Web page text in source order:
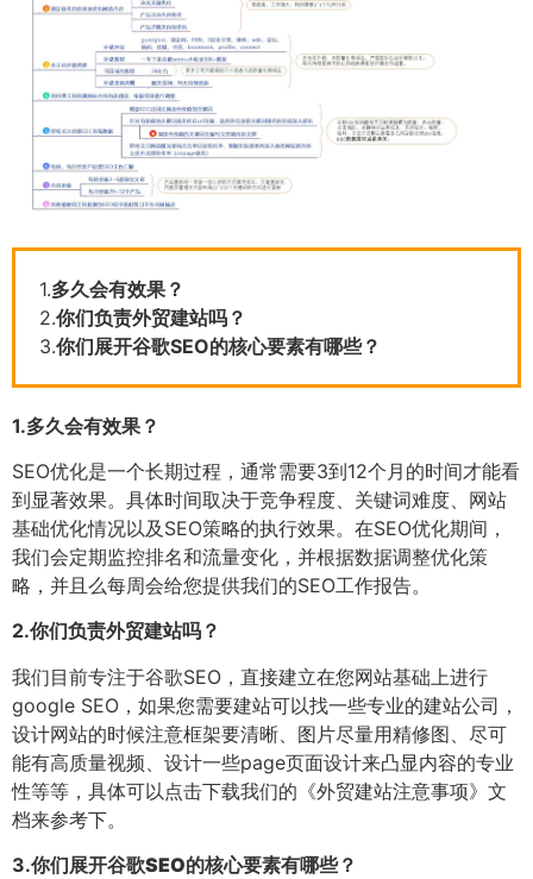
1.多久会有效果？
2.你们负责外贸建站吗？
3.你们展开谷歌SEO的核心要素有哪些？
1.多久会有效果？
SEO优化是一个长期过程，通常需要3到12个月的时间才能看
到显著效果。具体时间取决于竞争程度、关键词难度、网站
基础优化情况以及SEO策略的执行效果。在SEO优化期间，
我们会定期监控排名和流量变化，并根据数据调整优化策
略，并且么每周会给您提供我们的SEO工作报告。
2.你们负责外贸建站吗？
我们目前专注于谷歌SEO，直接建立在您网站基础上进行
google SEO，如果您需要建站可以找一些专业的建站公司，
设计网站的时候注意框架要清晰、图片尽量用精修图、尽可
能有高质量视频、设计一些page页面设计来凸显内容的专业
性等等，具体可以点击下载我们的《外贸建站注意事项》文
档来参考下。
3.你们展开谷歌SEO的核心要素有哪些？